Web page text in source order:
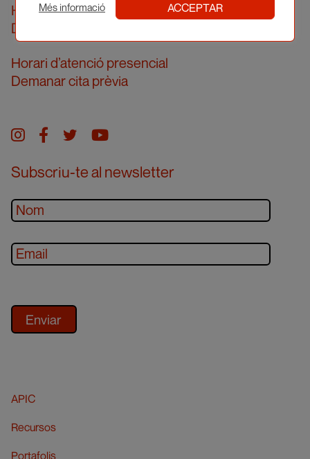
Horari d’atenció telefònica
De dilluns a divendres de 10 a 14h
Horari d’atenció presencial
Demanar cita prèvia
Instagram
facebook
twitteryoutube
Subscriu-te al newsletter
APIC
Recursos
Portafolis
Més informació ACCEPTAR